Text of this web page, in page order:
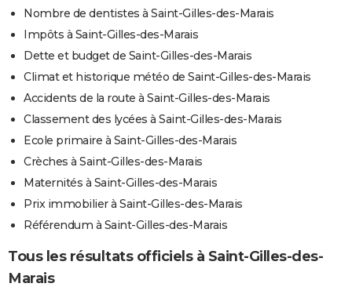
Nombre de dentistes à Saint-Gilles-des-Marais
Impôts à Saint-Gilles-des-Marais
Dette et budget de Saint-Gilles-des-Marais
Climat et historique météo de Saint-Gilles-des-Marais
Accidents de la route à Saint-Gilles-des-Marais
Classement des lycées à Saint-Gilles-des-Marais
Ecole primaire à Saint-Gilles-des-Marais
Crèches à Saint-Gilles-des-Marais
Maternités à Saint-Gilles-des-Marais
Prix immobilier à Saint-Gilles-des-Marais
Référendum à Saint-Gilles-des-Marais
Tous les résultats officiels à Saint-Gilles-des-
Marais